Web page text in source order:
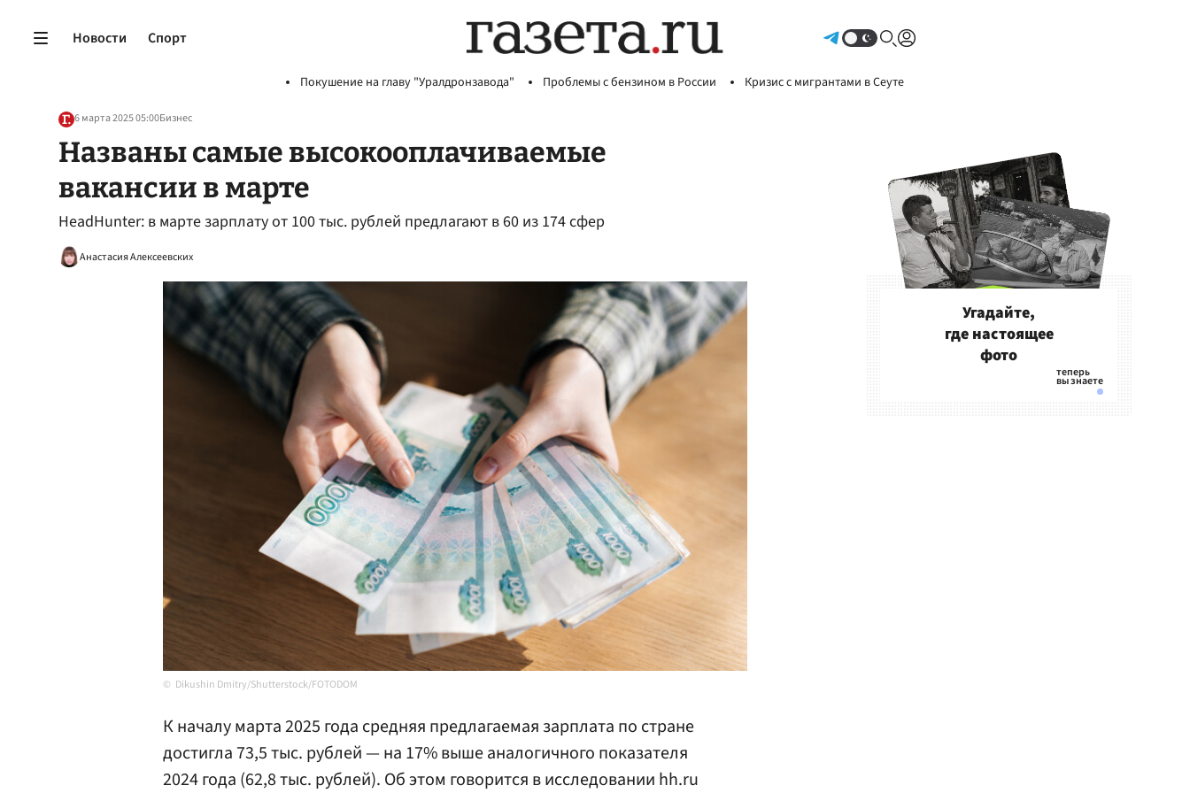
Новости Спорт
Покушение на главу "Уралдронзавода" Проблемы с бензином в России Кризис с мигрантами в Сеуте
6 марта 2025 05:00Бизнес
Названы самые высокооплачиваемые
вакансии в марте
HeadHunter: в марте зарплату от 100 тыс. рублей предлагают в 60 из 174 сфер
Анастасия Алексеевских
Dikushin Dmitry/Shutterstock/FOTODOM
К началу марта 2025 года средняя предлагаемая зарплата по стране
достигла 73,5 тыс. рублей — на 17% выше аналогичного показателя
2024 года (62,8 тыс. рублей). Об этом говорится в исследовании hh.ru
Угадайте,
где настоящее
фото